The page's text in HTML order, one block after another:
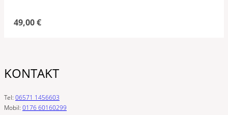
49,00€
KONTAKT
Tel: 06571 1456603
Mobil: 0176 60160299